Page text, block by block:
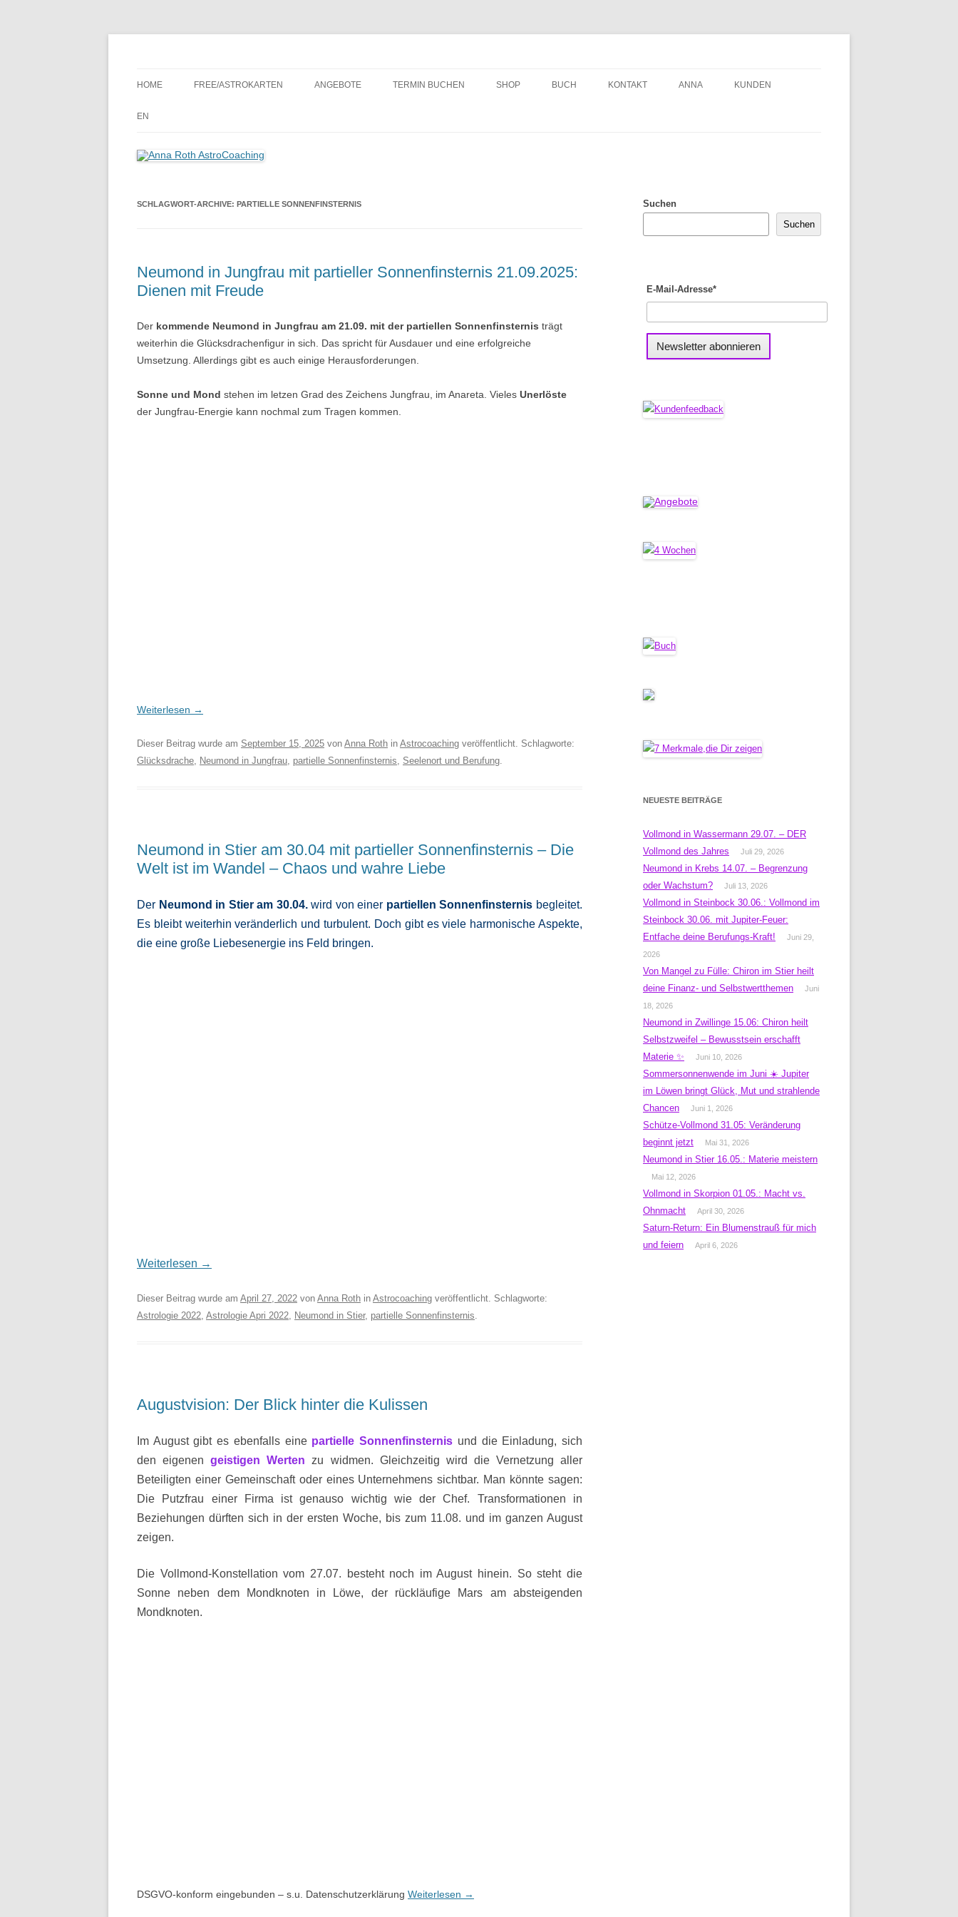
Inhalt
HOME FREE/ASTROKARTEN ANGEBOTE TERMIN BUCHEN SHOP BUCH KONTAKT ANNA KUNDEN
EN
SCHLAGWORT-ARCHIVE: PARTIELLE SONNENFINSTERNIS
Neumond in Jungfrau mit partieller Sonnenfinsternis 21.09.2025:
Dienen mit Freude
Der kommende Neumond in Jungfrau am 21.09. mit der partiellen Sonnenfinsternis trägt
weiterhin die Glücksdrachenfigur in sich. Das spricht für Ausdauer und eine erfolgreiche
Umsetzung. Allerdings gibt es auch einige Herausforderungen.
Sonne und Mond stehen im letzen Grad des Zeichens Jungfrau, im Anareta. Vieles Unerlöste
der Jungfrau-Energie kann nochmal zum Tragen kommen.
Weiterlesen →
Dieser Beitrag wurde am September 15, 2025 von Anna Roth in Astrocoaching veröffentlicht. Schlagworte:
Glücksdrache, Neumond in Jungfrau, partielle Sonnenfinsternis, Seelenort und Berufung.
Neumond in Stier am 30.04 mit partieller Sonnenfinsternis – Die
Welt ist im Wandel – Chaos und wahre Liebe
Der Neumond in Stier am 30.04.wird von einer partiellen Sonnenfinsternis begleitet.
Es bleibt weiterhin veränderlich und turbulent. Doch gibt es viele harmonische Aspekte,
die eine große Liebesenergie ins Feld bringen.
Weiterlesen →
Dieser Beitrag wurde am April 27, 2022 von Anna Roth in Astrocoaching veröffentlicht. Schlagworte:
Astrologie 2022, Astrologie Apri 2022, Neumond in Stier, partielle Sonnenfinsternis.
Augustvision: Der Blick hinter die Kulissen
Im August gibt es ebenfalls eine partielle Sonnenfinsternis und die Einladung, sich
den eigenengeistigen Werten zu widmen. Gleichzeitig wird die Vernetzung aller
Beteiligten einer Gemeinschaft oder eines Unternehmens sichtbar. Man könnte sagen:
Die Putzfrau einer Firma ist genauso wichtig wie der Chef. Transformationen in
Beziehungen dürften sich in der ersten Woche, bis zum 11.08. und im ganzen August
zeigen.
Die Vollmond-Konstellation vom 27.07. besteht noch im August hinein. So steht die
Sonne neben dem Mondknoten in Löwe, der rückläufige Mars am absteigenden
Mondknoten.
DSGVO-konform eingebunden – s.u. Datenschutzerklärung Weiterlesen →
Suchen
Suchen
E-Mail-Adresse*
NEUESTE BEITRÄGE
Vollmond in Wassermann 29.07. – DER
Vollmond des Jahres
Juli 29, 2026
Neumond in Krebs 14.07. – Begrenzung
oder Wachstum?
Juli 13, 2026
Vollmond in Steinbock 30.06.: Vollmond im
Steinbock 30.06. mit Jupiter-Feuer:
Entfache deine Berufungs-Kraft!
Juni 29,
2026
Von Mangel zu Fülle: Chiron im Stier heilt
deine Finanz- und Selbstwertthemen
Juni
18, 2026
Neumond in Zwillinge 15.06: Chiron heilt
Selbstzweifel – Bewusstsein erschafft
Materie ✨
Juni 10, 2026
Sommersonnenwende im Juni ☀️ Jupiter
im Löwen bringt Glück, Mut und strahlende
Chancen
Juni 1, 2026
Schütze-Vollmond 31.05: Veränderung
beginnt jetzt
Mai 31, 2026
Neumond in Stier 16.05.: Materie meistern
Mai 12, 2026
Vollmond in Skorpion 01.05.: Macht vs.
Ohnmacht
April 30, 2026
Saturn-Return: Ein Blumenstrauß für mich
und feiern
April 6, 2026